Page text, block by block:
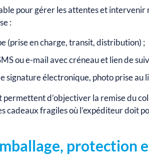
pour gérer les attentes et intervenir
:
(prise en charge, transit, distribution) ;
ou e-mail avec créneau et lien de
signature électronique, photo prise au
permettent d’objectiver la remise du
cadeaux fragiles où l’expéditeur doit
protection